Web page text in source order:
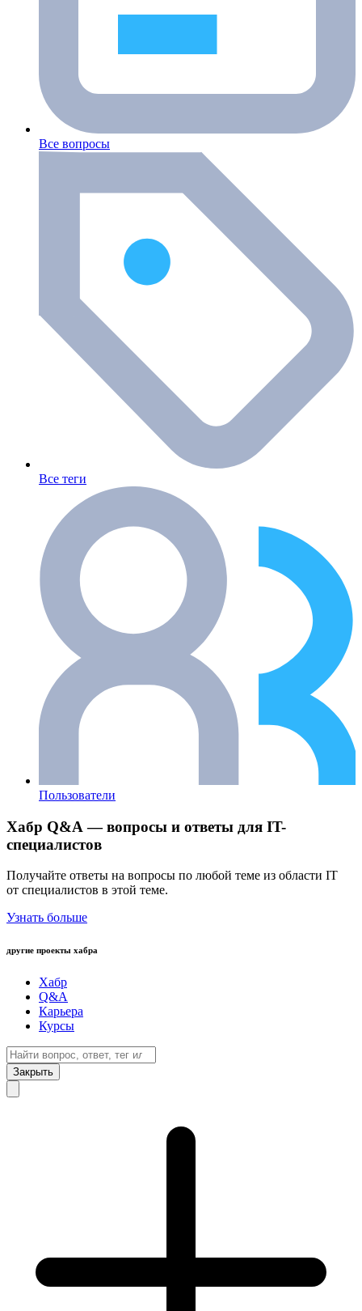
Все вопросы
Все теги
Пользователи
Хабр Q&A — вопросы и ответы для IT-
специалистов
Получайте ответы на вопросы по любой теме из области IT
от специалистов в этой теме.
Узнать больше
другие проекты хабра
Хабр
Q&A
Карьера
Курсы
Закрыть